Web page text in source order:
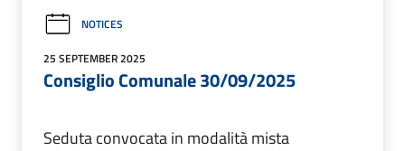
NOTICES
25 SEPTEMBER 2025
Consiglio Comunale 30/09/2025
Seduta convocata in modalità mista